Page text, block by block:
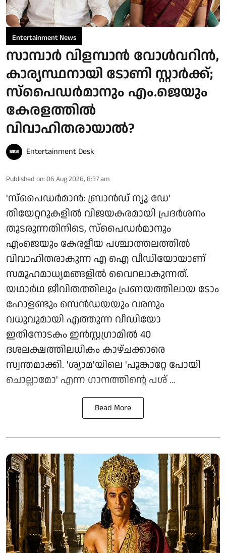
Entertainment News
സാമ്പാർ വിളമ്പാൻ വോൾവറിൻ,
കാര്യസ്ഥനായി ടോണി സ്റ്റാർക്ക്;
സ്പൈഡർമാനും എം.ജെയും
കേരളത്തിൽ
വിവാഹിതരായാൽ?
Entertainment Desk
Published on: 06 Aug 2026, 8:37 am
'സ്‌പൈഡർമാൻ: ബ്രാൻഡ് ന്യൂ ഡേ'
തിയേറ്ററുകളിൽ വിജയകരമായി പ്രദർശനം
തുടരുന്നതിനിടെ, സ്പൈഡർമാനും
എംജെയും കേരളീയ പശ്ചാത്തലത്തിൽ
വിവാഹിതരാകുന്ന എ ഐ വീഡിയോയാണ്
സമൂഹമാധ്യമങ്ങളിൽ വൈറലാകുന്നത്.
യഥാർഥ ജീവിതത്തിലും പ്രണയത്തിലായ ടോം
ഹോളണ്ടും സെൻഡയയും വരനും
വധുവുമായി എത്തുന്ന വീഡിയോ
ഇതിനോടകം ഇൻസ്റ്റഗ്രാമിൽ 40
ദശലക്ഷത്തിലധികം കാഴ്ചക്കാരെ
സ്വന്തമാക്കി. 'ശ്യാമ'യിലെ 'പൂങ്കാറ്റേ പോയി
ചൊല്ലാമോ' എന്ന ഗാനത്തിന്റെ പശ് ...
Read More